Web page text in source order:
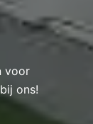
voor
ons!